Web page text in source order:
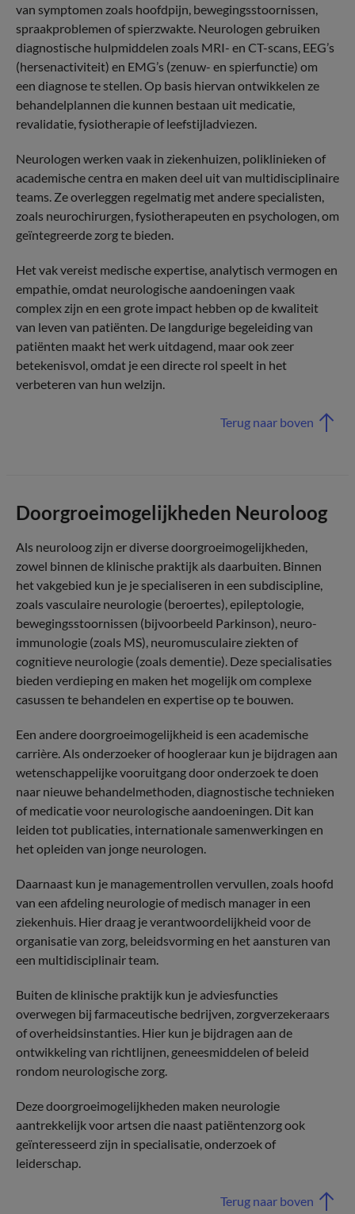
van symptomen zoals hoofdpijn, bewegingsstoornissen,
spraakproblemen of spierzwakte. Neurologen gebruiken
diagnostische hulpmiddelen zoals MRI- en CT-scans, EEG’s
(hersenactiviteit) en EMG’s (zenuw- en spierfunctie) om
een diagnose te stellen. Op basis hiervan ontwikkelen ze
behandelplannen die kunnen bestaan uit medicatie,
revalidatie, fysiotherapie of leefstijladviezen.
Neurologen werken vaak in ziekenhuizen, poliklinieken of
academische centra en maken deel uit van multidisciplinaire
teams. Ze overleggen regelmatig met andere specialisten,
zoals neurochirurgen, fysiotherapeuten en psychologen, om
geïntegreerde zorg te bieden.
Het vak vereist medische expertise, analytisch vermogen en
empathie, omdat neurologische aandoeningen vaak
complex zijn en een grote impact hebben op de kwaliteit
van leven van patiënten. De langdurige begeleiding van
patiënten maakt het werk uitdagend, maar ook zeer
betekenisvol, omdat je een directe rol speelt in het
verbeteren van hun welzijn.
Terug naar boven
Doorgroeimogelijkheden Neuroloog
Als neuroloog zijn er diverse doorgroeimogelijkheden,
zowel binnen de klinische praktijk als daarbuiten. Binnen
het vakgebied kun je je specialiseren in een subdiscipline,
zoals vasculaire neurologie (beroertes), epileptologie,
bewegingsstoornissen (bijvoorbeeld Parkinson), neuro-
immunologie (zoals MS), neuromusculaire ziekten of
cognitieve neurologie (zoals dementie). Deze specialisaties
bieden verdieping en maken het mogelijk om complexe
casussen te behandelen en expertise op te bouwen.
Een andere doorgroeimogelijkheid is een academische
carrière. Als onderzoeker of hoogleraar kun je bijdragen aan
wetenschappelijke vooruitgang door onderzoek te doen
naar nieuwe behandelmethoden, diagnostische technieken
of medicatie voor neurologische aandoeningen. Dit kan
leiden tot publicaties, internationale samenwerkingen en
het opleiden van jonge neurologen.
Daarnaast kun je managementrollen vervullen, zoals hoofd
van een afdeling neurologie of medisch manager in een
ziekenhuis. Hier draag je verantwoordelijkheid voor de
organisatie van zorg, beleidsvorming en het aansturen van
een multidisciplinair team.
Buiten de klinische praktijk kun je adviesfuncties
overwegen bij farmaceutische bedrijven, zorgverzekeraars
of overheidsinstanties. Hier kun je bijdragen aan de
ontwikkeling van richtlijnen, geneesmiddelen of beleid
rondom neurologische zorg.
Deze doorgroeimogelijkheden maken neurologie
aantrekkelijk voor artsen die naast patiëntenzorg ook
geïnteresseerd zijn in specialisatie, onderzoek of
leiderschap.
Terug naar boven